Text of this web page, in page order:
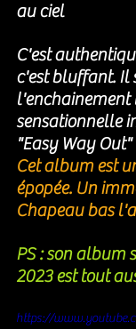
au ciel
C'est
c'est bluffant. Il
l'enchainement
sensationnelle
"Easy Way
Cet album est
épopée. Un
Chapeau bas
PS : son album
2023 est tout
https://